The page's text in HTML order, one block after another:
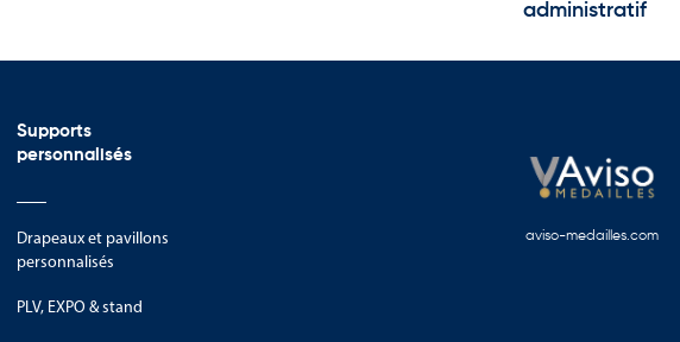
administratif
Supports
personnalisés
Drapeaux et pavillons
personnalisés
PLV, EXPO & stand
aviso-medailles.com